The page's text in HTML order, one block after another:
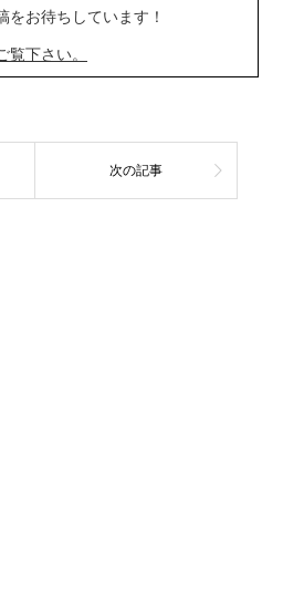
をお待ちしています！
覧下さい。
次の記事